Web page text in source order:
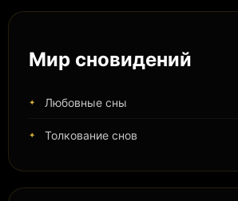
Мир сновидений
Любовные сны
Толкование снов